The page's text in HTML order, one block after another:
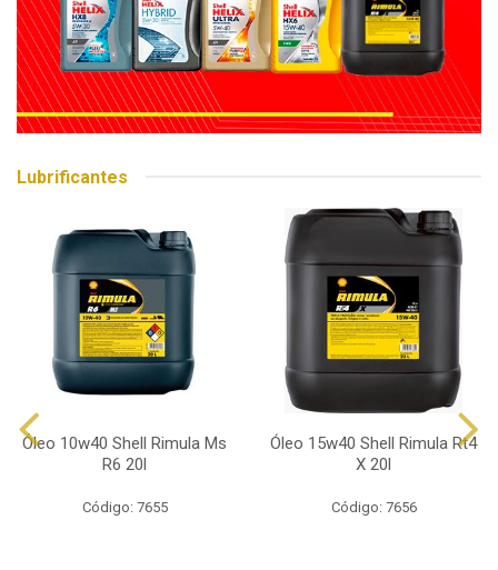
Lubrificantes
Óleo 10w40 Shell Rimula Ms
R6 20l
Código: 7655
Óleo 15w40 Shell Rimula Rt4
X 20l
Código: 7656